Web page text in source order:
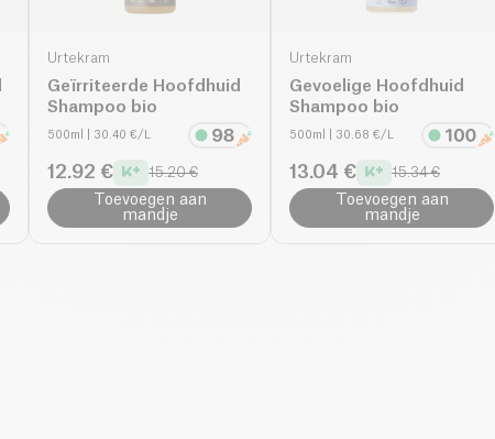
Urtekram
Geïrriteerde Hoofdhuid
Shampoo bio
500ml | 30.40 €/L
12.92 € 15.20 €
Toevoegen aan
mandje
Urtekram
Gevoelige Hoofdhuid
Shampoo bio
500ml | 30.68 €/L
13.04 € 15.34 €
Toevoegen aan
mandje